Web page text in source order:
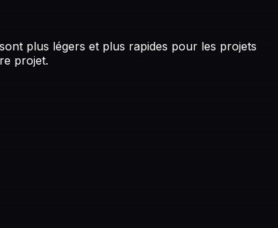
plus légers et plus rapides pour les projets
projet.